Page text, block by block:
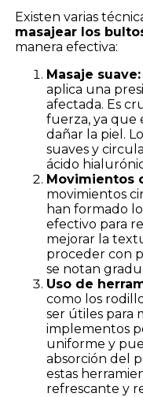
Existen varias
masajear los
manera efectiva:
Masaje suave:
aplica una
afectada. Es
fuerza, ya que
dañar la piel.
suaves y
ácido
Movimientos
movimientos
han formado
efectivo para
mejorar la
proceder con
se notan
Uso de
como los
ser útiles para
implementos
uniforme y
absorción del
estas
refrescante y